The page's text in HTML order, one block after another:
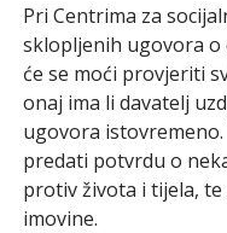
Pri Centrima za
sklopljenih ugovora o
će se moći provjeriti
onaj ima li davatelj
ugovora
predati potvrdu o
protiv života i tijela,
imovine.